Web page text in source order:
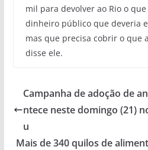
mil para devolver ao Rio o que
dinheiro público que deveria
mas que precisa cobrir o que
disse ele.
Campanha de adoção de
ntece neste domingo (21)
u
Mais de 340 quilos de